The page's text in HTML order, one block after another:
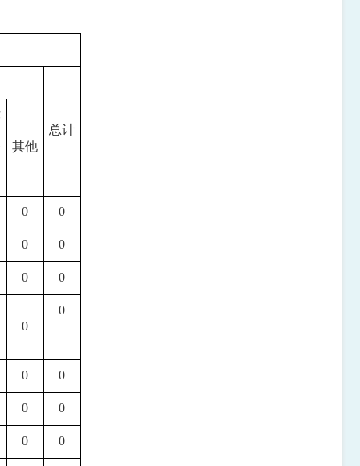
总计
其他
0 0
0 0
0 0
0
0
0 0
0 0
0 0